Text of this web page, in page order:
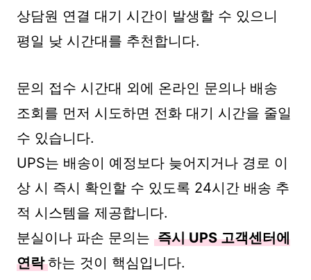
상담원 연결 대기 시간이 발생할 수 있으니
평일 낮 시간대를 추천합니다.
문의 접수 시간대 외에 온라인 문의나 배송
조회를 먼저 시도하면 전화 대기 시간을 줄일
수 있습니다.
UPS는 배송이 예정보다 늦어지거나 경로 이
상 시 즉시 확인할 수 있도록 24시간 배송 추
적 시스템을 제공합니다.
분실이나 파손 문의는 즉시 UPS 고객센터에
연락 하는 것이 핵심입니다.